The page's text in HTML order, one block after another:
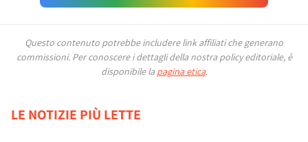
Questo contenuto potrebbe includere link affiliati che generano
commissioni. Per conoscere i dettagli della nostra policy editoriale, è
disponibile la pagina etica.
LE NOTIZIE PIÙ LETTE